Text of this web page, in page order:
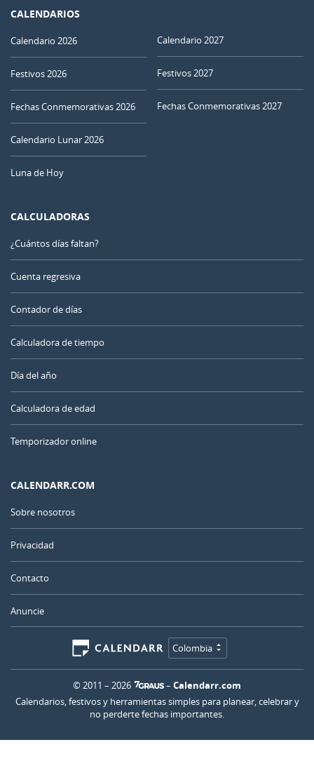
CALENDARIOS
Calendario 2026
Festivos 2026
Fechas Conmemorativas 2026
Calendario Lunar 2026
Luna de Hoy
Calendario 2027
Festivos 2027
Fechas Conmemorativas 2027
CALCULADORAS
¿Cuántos días faltan?
Cuenta regresiva
Contador de días
Calculadora de tiempo
Día del año
Calculadora de edad
Temporizador online
CALENDARR.COM
Sobre nosotros
Privacidad
Contacto
Anuncie
Colombia
© 2011 – 2026 – Calendarr.com
Calendarios, festivos y herramientas simples para planear, celebrar y
no perderte fechas importantes.